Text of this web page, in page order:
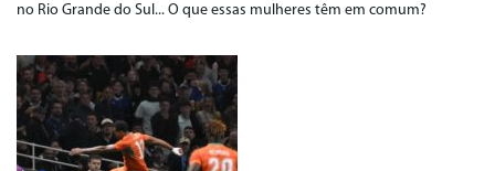
no Rio Grande do Sul... O que essas mulheres têm em comum?